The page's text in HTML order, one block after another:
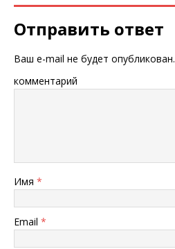
Отправить ответ
Ваш e-mail не будет опубликован.
комментарий
Имя *
Email *